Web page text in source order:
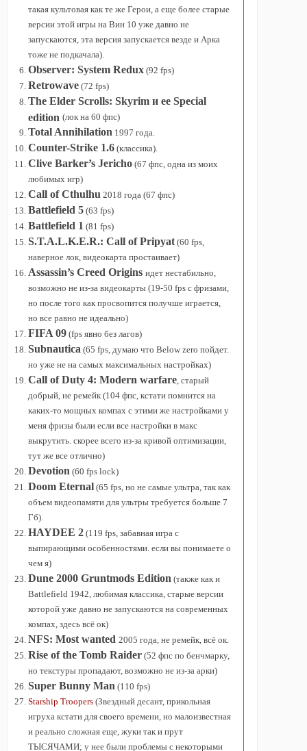
такая культовая как те же Герои, а еще более старые
версии этой игры на Вин 10 уже давно не
запускаются, эта версия запускается везде и Арка
тоже не подкачала).
Observer: System Redux(92 fps)
Retrowave(72 fps)
The Elder Scrolls: Skyrim и ее Special
edition (лок на 60 фпс)
Total Annihilation 1997 года.
Counter-Strike 1.6(классика).
Clive Barker’s Jericho(67 фпс, одна из моих
любимых игр)
Call of Cthulhu 2018 года (67 фпс)
Battlefield 5(63 fps)
Battlefield 1 (81 fps)
S.T.A.L.K.E.R.: Call of Pripyat(60 fps,
наверное лок, видеокарта простаивает)
Assassin’s Creed Origins идет нестабильно,
возможно не из-за видеокарты (19-50 fps с фризами,
но после того как просвопится получше играется,
но все равно не идеально)
FIFA 09(fps явно без лагов)
Subnautica (65 fps, думаю что Below zero пойдет.
но уже не на самых максимальных настройках)
Call of Duty 4: Modern warfare, старый
добрый, не ремейк (104 фпс, кстати помнится на
каких-то мощных компах с этими же настройками у
меня фризы были если все настройки в макс
выкрутить. скорее всего из-за кривой оптимизации,
тут же все отлично)
Devotion (60 fps lock)
Doom Eternal (65 fps, но не самые ультра, так как
объем видеопамяти для ультры требуется больше 7
Гб).
HAYDEE 2(119 fps, забавная игра с
выпирающими особенностями. если вы понимаете о
чем я)
Dune 2000 Gruntmods Edition (также как и
Battlefield 1942, любимая классика, старые версии
которой уже давно не запускаются на современных
компах, здесь всё ок)
NFS: Most wanted 2005 года, не ремейк, всё ок.
Rise of the Tomb Raider(52 фпс по бенчмарку,
но текстуры пропадают, возможно не из-за арки)
Super Bunny Man (110 fps)
Starship Troopers(Звездный десант, прикольная
игруха кстати для своего времени, но малоизвестная
и реально сложная еще, жуки так и прут
ТЫСЯЧАМИ; у нее были проблемы с некоторыми